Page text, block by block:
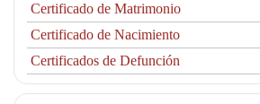
Certificado de Matrimonio
Certificado de Nacimiento
Certificados de Defunción